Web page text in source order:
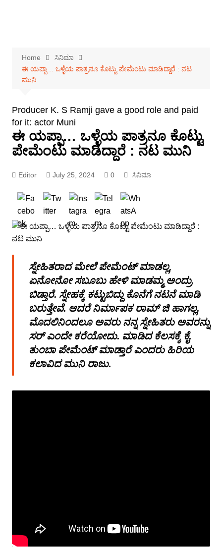
Home
ಸಿನಿಮಾ
ಈ ಯಪ್ಪಾ… ಒಳ್ಳೆಯ ಪಾತ್ರನೂ ಕೊಟ್ಟು ಪೇಮೆಂಟು ಮಾಡಿದ್ದಾರೆ : ನಟ
ಮುನಿ
Producer K. S Ramji gave a good role and paid
for it: actor Muni
ಈ ಯಪ್ಪಾ… ಒಳ್ಳೆಯ ಪಾತ್ರನೂ ಕೊಟ್ಟು
ಪೇಮೆಂಟು ಮಾಡಿದ್ದಾರೆ : ನಟ ಮುನಿ
Editor July 25, 2024 0 ಸಿನಿಮಾ
ಸ್ನೇಹಿತರಾದ ಮೇಲೆ ಪೇಮೆಂಟ್ ಮಾಡಲ್ಲ,
ಏನೋನೋ ಸಬೂಬು ಹೇಳಿ ಮಾಡಮ್ಮ ಅಂದ್ರು
ಬಿಡ್ತಾರೆ. ಸ್ನೇಹಕ್ಕೆ ಕಟ್ಟುಬಿದ್ದು ಕೊನೆಗೆ ನಟನೆ ಮಾಡಿ
ಬರುತ್ತೇವೆ. ಆದರೆ ನಿರ್ಮಾಪಕ ರಾಮ್ ಜಿ ಹಾಗಲ್ಲ.
ಮೊದಲಿನಿಂದಲೂ ಅವರು ನನ್ನ ಸ್ನೇಹಿತರು ಅವರನ್ನು
ಸರ್ ಎಂದೇ ಕರೆಯೋದು. ಮಾಡಿದ ಕೆಲಸಕ್ಕೆ ಕೈ
ತುಂಬಾ ಪೇಮೆಂಟ್ ಮಾಡ್ತಾರೆ ಎಂದರು ಹಿರಿಯ
ಕಲಾವಿದ ಮುನಿ ರಾಜು.